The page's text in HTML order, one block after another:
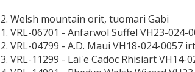
2. Welsh mountain orit, tuomari Gabi
1. VRL-06701 - Anfarwol Suffel VH23-024-
2. VRL-04799 - A.D. Maui VH18-024-0057
3. VRL-11299 - Lai'e Cadoc Rhisiart VH14-